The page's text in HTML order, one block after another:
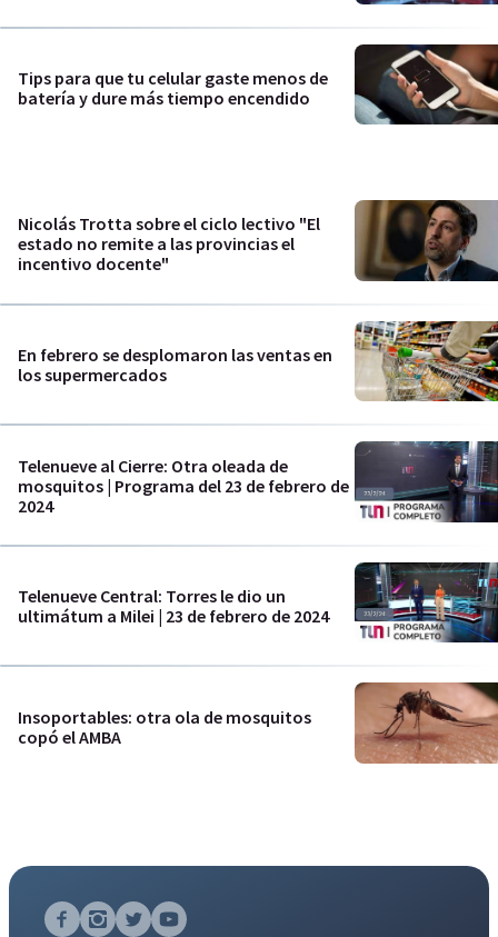
Tips para que tu celular gaste menos de
batería y dure más tiempo encendido
Nicolás Trotta sobre el ciclo lectivo "El
estado no remite a las provincias el
incentivo docente"
En febrero se desplomaron las ventas en
los supermercados
Telenueve al Cierre: Otra oleada de
mosquitos | Programa del 23 de febrero de
2024
Telenueve Central: Torres le dio un
ultimátum a Milei | 23 de febrero de 2024
Insoportables: otra ola de mosquitos
copó el AMBA